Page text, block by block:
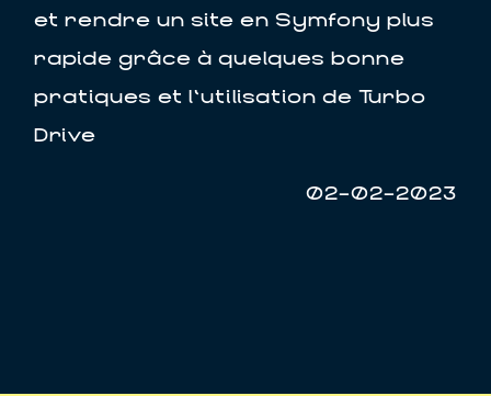
et rendre un site en Symfony plus
rapide grâce à quelques bonne
pratiques et l'utilisation de Turbo
Drive
02-02-2023